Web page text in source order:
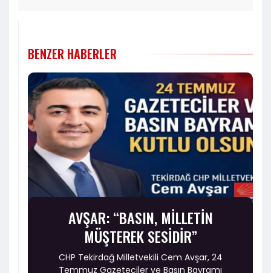
BENZER HABERLER
AVŞAR: “BASIN, MİLLETİN
MÜŞTEREK SESİDİR”
CHP Tekirdağ Milletvekili Cem Avşar, 24
Temmuz Gazeteciler ve Basın Bayramı